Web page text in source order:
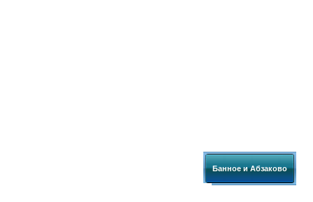
Банное и Абзаково